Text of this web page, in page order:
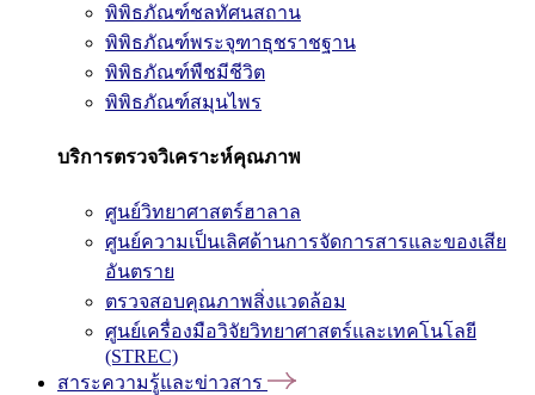
พิพิธภัณฑ์ชลทัศนสถาน
พิพิธภัณฑ์พระจุฑาธุชราชฐาน
พิพิธภัณฑ์พืชมีชีวิต
พิพิธภัณฑ์สมุนไพร
บริการตรวจวิเคราะห์คุณภาพ
ศูนย์วิทยาศาสตร์ฮาลาล
ศูนย์ความเป็นเลิศด้านการจัดการสารและของเสีย
อันตราย
ตรวจสอบคุณภาพสิ่งแวดล้อม
ศูนย์เครื่องมือวิจัยวิทยาศาสตร์และเทคโนโลยี
(STREC)
สาระความรู้และข่าวสาร